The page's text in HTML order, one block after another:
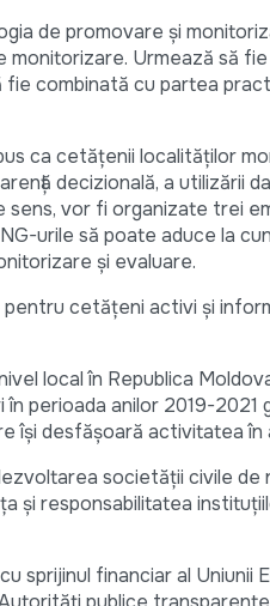
de promovare și
monitorizare. Urmează să
combinată cu partea
ca cetățenii localităților
decizională, a utilizării
sens, vor fi organizate trei
urile să poate aduce la
și evaluare.
cetățeni activi și
local în Republica
perioada anilor 2019-2021
își desfășoară activitatea în
societății civile de
și responsabilitatea
sprijinul financiar al Uniunii